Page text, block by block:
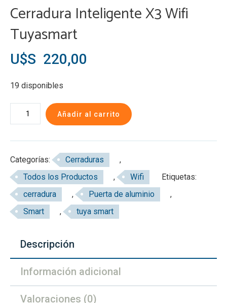
Cerradura Inteligente X3 Wifi
Tuyasmart
U$S 220,00
19 disponibles
Cerradura
Inteligente
Tuyasmart
cantidad
Añadir al carrito
Categorías: Cerraduras
,
Todos los Productos
, Wifi
Etiquetas:
cerradura
, Puerta de aluminio
,
Smart
, tuya smart
Descripción
Información adicional
Valoraciones (0)